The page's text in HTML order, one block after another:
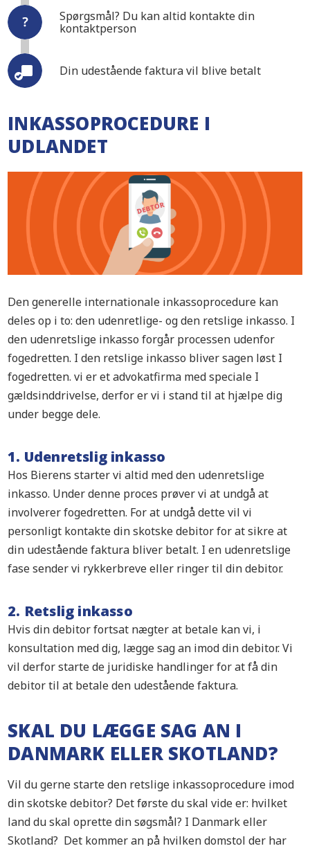
Spørgsmål? Du kan altid kontakte din
kontaktperson
Din udestående faktura vil blive betalt
INKASSOPROCEDURE I
UDLANDET
Den generelle internationale inkassoprocedure kan
deles op i to: den udenretlige- og den retslige inkasso. I
den udenretslige inkasso forgår processen udenfor
fogedretten. I den retslige inkasso bliver sagen løst I
fogedretten. vi er et advokatfirma med speciale I
gældsinddrivelse, derfor er vi i stand til at hjælpe dig
under begge dele.
1. Udenretslig inkasso
Hos Bierens starter vi altid med den udenretslige
inkasso. Under denne proces prøver vi at undgå at
involverer fogedretten. For at undgå dette vil vi
personligt kontakte din skotske debitor for at sikre at
din udestående faktura bliver betalt. I en udenretslige
fase sender vi rykkerbreve eller ringer til din debitor.
2. Retslig inkasso
Hvis din debitor fortsat nægter at betale kan vi, i
konsultation med dig, lægge sag an imod din debitor. Vi
vil derfor starte de juridiske handlinger for at få din
debitor til at betale den udestående faktura.
SKAL DU LÆGGE SAG AN I
DANMARK ELLER SKOTLAND?
Vil du gerne starte den retslige inkassoprocedure imod
din skotske debitor? Det første du skal vide er: hvilket
land du skal oprette din søgsmål? I Danmark eller
Skotland? Det kommer an på hvilken domstol der har